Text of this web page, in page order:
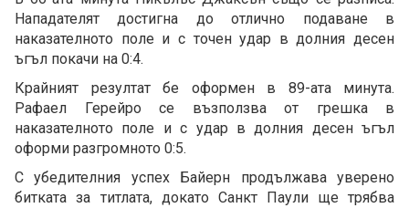
Нападателят достигна до отлично подаване в
наказателното поле и с точен удар в долния десен
ъгъл покачи на 0:4.
Крайният резултат бе оформен в 89-ата минута.
Рафаел Герейро се възползва от грешка в
наказателното поле и с удар в долния десен ъгъл
оформи разгромното 0:5.
С убедителния успех Байерн продължава уверено
битката за титлата, докато Санкт Паули ще трябва